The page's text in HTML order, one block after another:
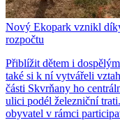
Nový Ekopark vznikl
rozpočtu
Přiblížit dětem i
také si k ní vytvářeli
části Skvrňany ho
ulici podél železniční
obyvatel v rámci